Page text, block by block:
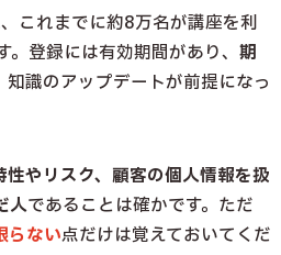
これまでに約8万名が講座を利
。登録には有効期間があり、 期
知識のアップデートが前提になっ
やリスク、顧客の個人情報を扱
人であることは確かです。ただ
らない点だけは覚えておいてくだ